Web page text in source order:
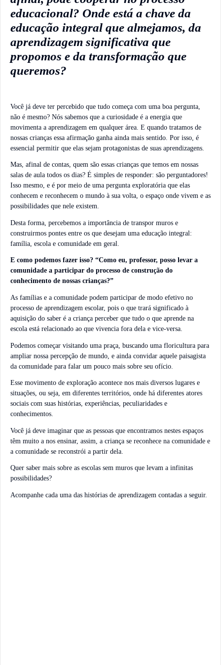
educacional? Onde está a chave da
educação integral que almejamos, da
aprendizagem significativa que
propomos e da transformação que
queremos?
Você já deve ter percebido que tudo começa com uma boa pergunta,
não é mesmo? Nós sabemos que a curiosidade é a energia que
movimenta a aprendizagem em qualquer área. E quando tratamos de
nossas crianças essa afirmação ganha ainda mais sentido. Por isso, é
essencial permitir que elas sejam protagonistas de suas aprendizagens.
Mas, afinal de contas, quem são essas crianças que temos em nossas
salas de aula todos os dias? É simples de responder: são perguntadores!
Isso mesmo, e é por meio de uma pergunta exploratória que elas
conhecem e reconhecem o mundo à sua volta, o espaço onde vivem e as
possibilidades que nele existem.
Desta forma, percebemos a importância de transpor muros e
construirmos pontes entre os que desejam uma educação integral:
família, escola e comunidade em geral.
E como podemos fazer isso? “Como eu, professor, posso levar a
comunidade a participar do processo de construção do
conhecimento de nossas crianças?”
As famílias e a comunidade podem participar de modo efetivo no
processo de aprendizagem escolar, pois o que trará significado à
aquisição do saber é a criança perceber que tudo o que aprende na
escola está relacionado ao que vivencia fora dela e vice-versa.
Podemos começar visitando uma praça, buscando uma floricultura para
ampliar nossa percepção de mundo, e ainda convidar aquele paisagista
da comunidade para falar um pouco mais sobre seu ofício.
Esse movimento de exploração acontece nos mais diversos lugares e
situações, ou seja, em diferentes territórios, onde há diferentes atores
sociais com suas histórias, experiências, peculiaridades e
conhecimentos.
Você já deve imaginar que as pessoas que encontramos nestes espaços
têm muito a nos ensinar, assim, a criança se reconhece na comunidade e
a comunidade se reconstrói a partir dela.
Quer saber mais sobre as escolas sem muros que levam a infinitas
possibilidades?
Acompanhe cada uma das histórias de aprendizagem contadas a seguir.